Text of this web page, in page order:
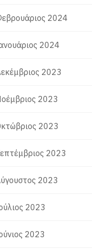
2024
2024
2023
2023
2023
2023
2023
2023
2023